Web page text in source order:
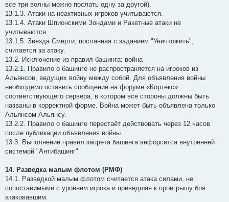
все три волны можно послать одну за другой).
13.1.3. Атаки на неактивных игроков учитываются.
13.1.4. Атаки Шпионскими Зондами и Ракетные атаки не
учитываются.
13.1.5. Звезда Смерти, посланная с заданием "Уничтожить",
считается за атаку.
13.2. Исключение из правил башинга: война
13.2.1. Правило о башинге не распространяется на игроков из
Альянсов, ведущих войну между собой. Для объявления войны
необходимо оставить сообщение на форуме «Кортекс»
соответствующего сервера, в котором все стороны должны быть
названы в корректной форме. Война может быть объявлена только
Альянсом Альянсу.
13.2.2. Правило о башинге перестаёт действовать через 12 часов
после публикации объявления войны.
13.3. Выполнение правил запрета башинга энфорсится внутренней
системой "Антибашинг"
14. Разведка малым флотом (РМФ)
14.1. Разведкой малым флотом считается атака силами, не
сопоставимыми с уровнем игрока и приведшая к проигрышу боя
атаковавшим.